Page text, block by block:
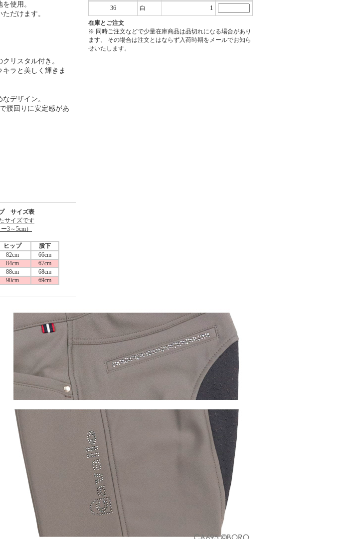
使用。
だけます。
リスタル付き。
ラと美しく輝きま
デザイン。
腰回りに安定感があ
サイズ表
サイズです
3～5cm）
ヒップ
股下
82cm
66cm
84cm
67cm
88cm
68cm
90cm 69cm
36 白 1
在庫とご注文
※ 同時ご注文などで少量在庫商品は品切れになる場合があり
ます、 その場合は注文とはならず入荷時期をメールでお知ら
せいたします。